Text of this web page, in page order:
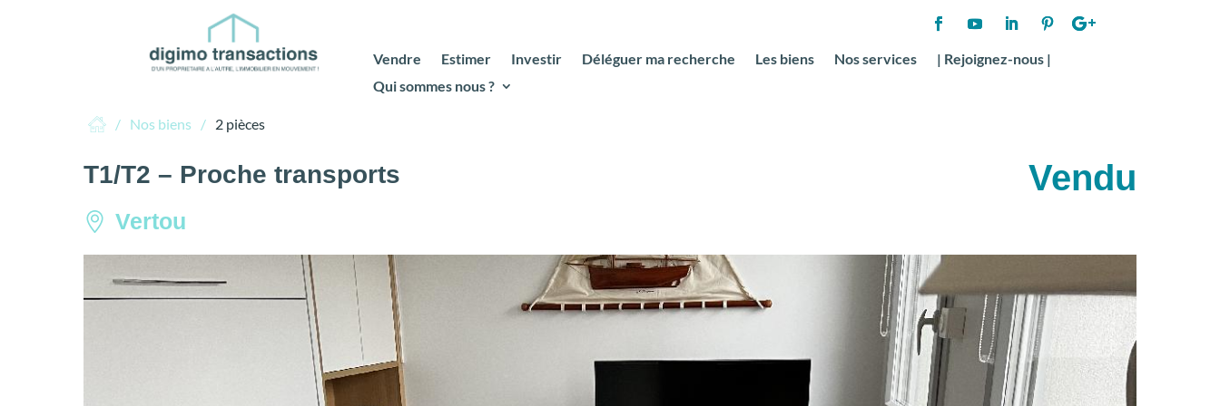
Vendre Estimer Investir Déléguer ma recherche Les biens Nos services
| Rejoignez-nous |
Qui sommes nous ?
Nos biens 2 pièces
T1/T2 – Proche transports
Vertou
Vendu